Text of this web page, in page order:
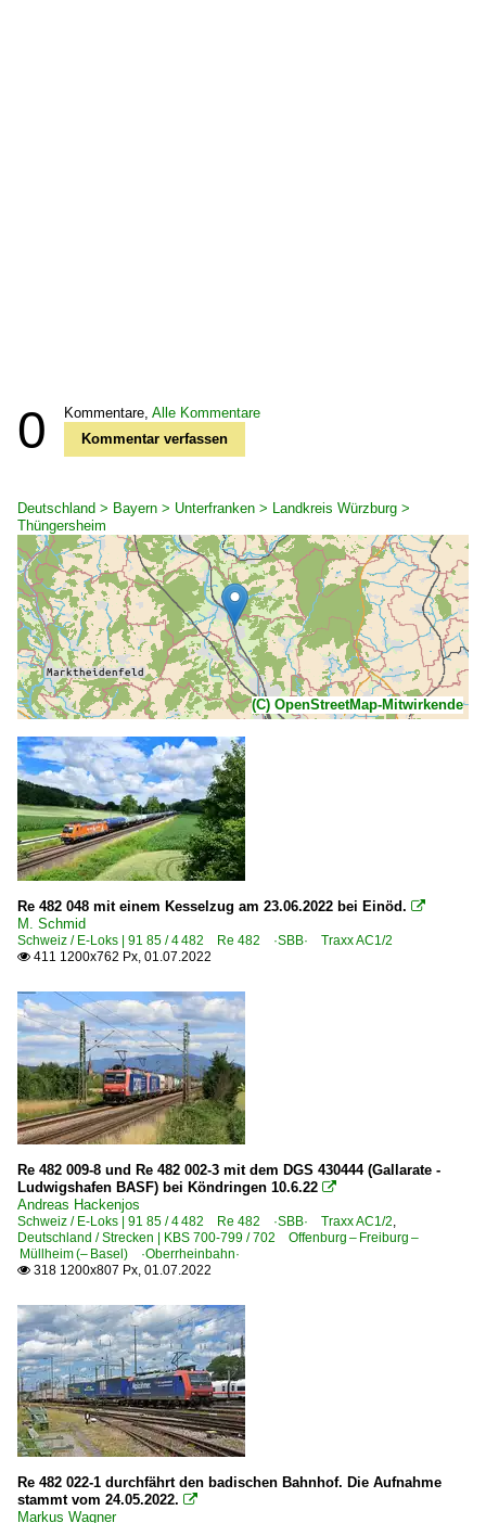
0 Kommentare, Alle Kommentare
Kommentar verfassen
Deutschland > Bayern > Unterfranken > Landkreis Würzburg >
Thüngersheim
(C) OpenStreetMap-Mitwirkende
Re 482 048 mit einem Kesselzug am 23.06.2022 bei Einöd. 
M. Schmid
Schweiz / E-Loks | 91 85 / 4 482 Re 482 ·SBB· Traxx AC1/2
 411 1200x762 Px, 01.07.2022
Re 482 009-8 und Re 482 002-3 mit dem DGS 430444 (Gallarate -
Ludwigshafen BASF) bei Köndringen 10.6.22 
Andreas Hackenjos
Schweiz / E-Loks | 91 85 / 4 482 Re 482 ·SBB· Traxx AC1/2,
Deutschland / Strecken | KBS 700-799 / 702 Offenburg – Freiburg –
Müllheim (– Basel) ·Oberrheinbahn·
 318 1200x807 Px, 01.07.2022
Re 482 022-1 durchfährt den badischen Bahnhof. Die Aufnahme
stammt vom 24.05.2022. 
Markus Wagner